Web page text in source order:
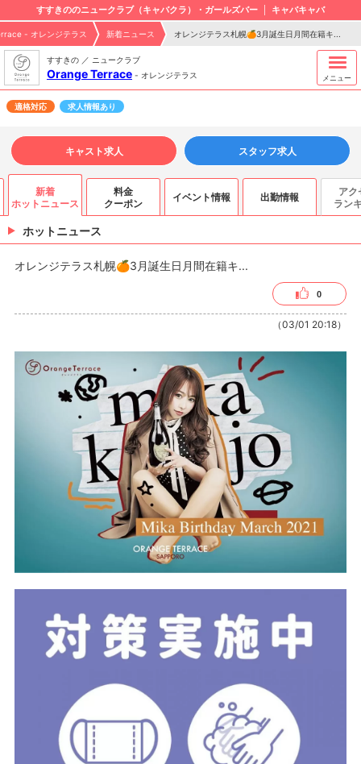
すすきののニュークラブ（キャバクラ）・ガールズバー キャバキャバ
- オレンジテラス 新着ニュース オレンジテラス札幌🍊3月誕生日月間在籍キ...
すすきの ／ ニュークラブ
Orange Terrace - オレンジテラス メニュー
適格対応 求人情報あり
キャスト求人 スタッフ求人
新着
ホットニュース
料金
クーポン
イベント情報 出勤情報
アク
ラン
ホットニュース
オレンジテラス札幌🍊3月誕生日月間在籍キ...
0
（03/01 20:18）